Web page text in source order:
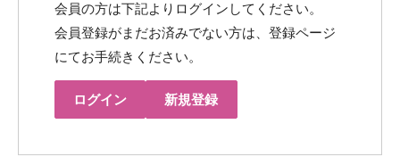
会員の方は下記よりログインしてください。
会員登録がまだお済みでない方は、登録ページ
にてお手続きください。
ログイン 新規登録